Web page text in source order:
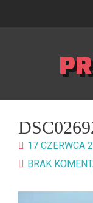
17 CZERWCA
BRAK